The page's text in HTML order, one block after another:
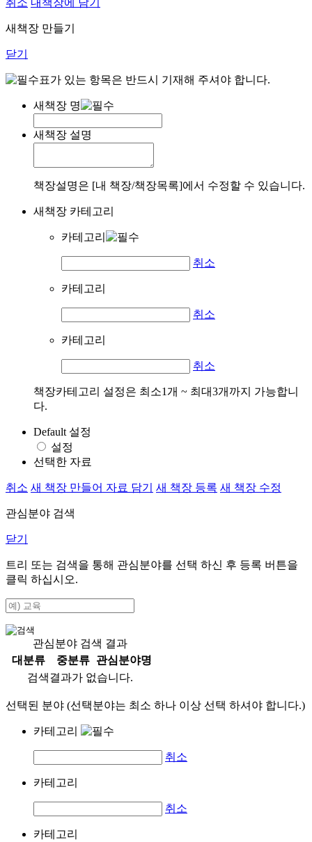
새책장 만들기
닫기
표가 있는 항목은 반드시 기재해 주셔야 합니다.
새책장 명
새책장 설명
책장설명은 [내 책장/책장목록]에서 수정할 수 있습니다.
새책장 카테고리
카테고리
취소
카테고리
취소
카테고리
취소
책장카테고리 설정은 최소1개 ~ 최대3개까지 가능합니
다.
Default 설정
설정
선택한 자료
취소 새 책장 만들어 자료 담기 새 책장 등록 새 책장 수정
관심분야 검색
닫기
트리 또는 검색을 통해 관심분야를 선택 하신 후 등록 버튼을
클릭 하십시오.
관심분야 검색 결과
대분류
중분류
관심분야명
검색결과가 없습니다.
선택된 분야 (선택분야는 최소 하나 이상 선택 하셔야 합니다.)
카테고리
취소
카테고리
취소
카테고리